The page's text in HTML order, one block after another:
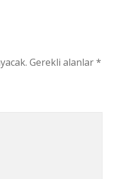
Gerekli alanlar*